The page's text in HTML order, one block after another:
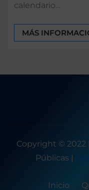
calendario…
MÁS
Copyright © 2022
Públicas |
Inicio